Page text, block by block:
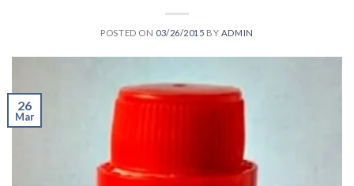
POSTED ON 03/26/2015 BY ADMIN
26
Mar